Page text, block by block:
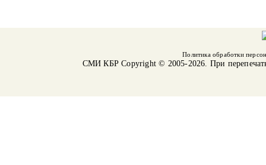
Политика обработки
СМИ КБРCopyright © 2005-2026. При